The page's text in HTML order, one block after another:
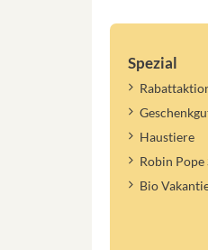
Spezial
Haustiere
Robin Pope
Bio